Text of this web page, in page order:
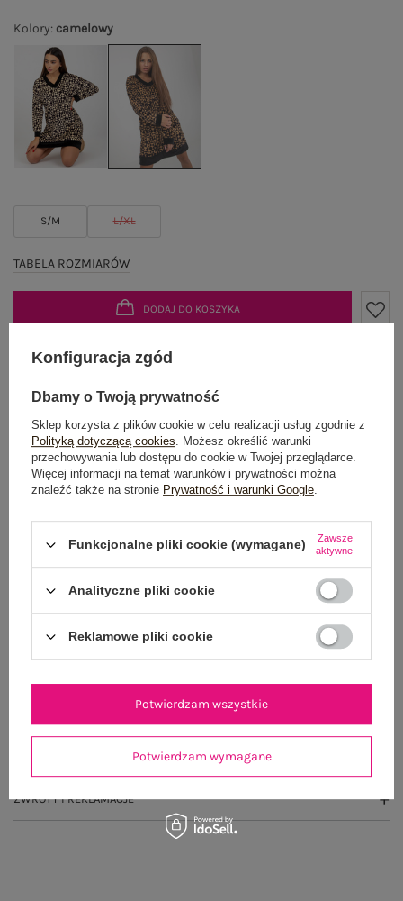
Kolory: camelowy
S/M L/XL
TABELA ROZMIARÓW
DODAJ DO KOSZYKA
Możesz kupić także poprzez:
Dostawaod 7,99 zł
Do darmowej dostawy brakuje 200,00 zł
100 dni na zwrot
OPIS PRODUKTU
ZWROTY I REKLAMACJE
Konfiguracja zgód
Dbamy o Twoją prywatność
Sklep korzysta z plików cookie w celu realizacji usług zgodnie z
Polityką dotyczącą cookies. Możesz określić warunki
przechowywania lub dostępu do cookie w Twojej przeglądarce.
Więcej informacji na temat warunków i prywatności można
znaleźć także na stronie Prywatność i warunki Google.
Funkcjonalne pliki cookie (wymagane)
Zawsze
aktywne
Analityczne pliki cookie
Reklamowe pliki cookie
Potwierdzam wymagane
Potwierdzam wszystkie